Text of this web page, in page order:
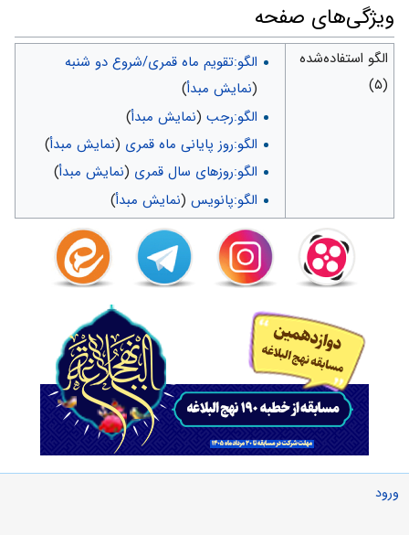
ويژگی‌های صفحه
الگو استفاده‌شده
(۵)
الگو:تقویم ماه قمری/شروع دو شنبه
(نمایش مبدأ)
الگو:رجب(نمایش مبدأ)
الگو:روز پایانی ماه قمری (نمایش مبدأ)
الگو:روزهای سال قمری (نمایش مبدأ)
الگو:پانویس(نمایش مبدأ)
ورود